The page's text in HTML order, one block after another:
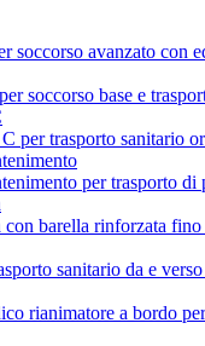
soccorso avanzato
soccorso base e
per trasporto sanitario
per trasporto
barella rinforzata
sanitario da e
rianimatore a bordo